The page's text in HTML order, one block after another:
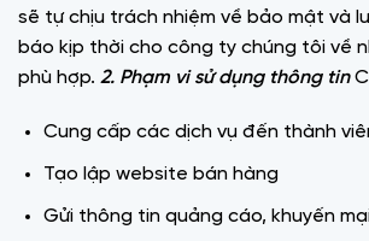
sẽ tự chịu trách nhiệm về bảo mật và
báo kịp thời cho công ty chúng tôi về
phù hợp. 2. Phạm vi sử dụng thông tin
Cung cấp các dịch vụ đến thành
Tạo lập website bán hàng
Gửi thông tin quảng cáo, khuyến